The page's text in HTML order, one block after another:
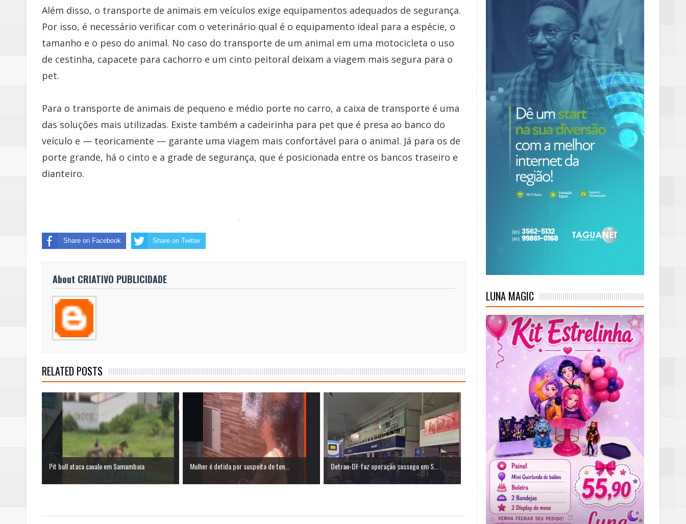
Além disso, o transporte de animais em veículos exige equipamentos adequados de segurança.
Por isso, é necessário verificar com o veterinário qual é o equipamento ideal para a espécie, o
tamanho e o peso do animal. No caso do transporte de um animal em uma motocicleta o uso
de cestinha, capacete para cachorro e um cinto peitoral deixam a viagem mais segura para o
pet.
Para o transporte de animais de pequeno e médio porte no carro, a caixa de transporte é uma
das soluções mais utilizadas. Existe também a cadeirinha para pet que é presa ao banco do
veículo e — teoricamente — garante uma viagem mais confortável para o animal. Já para os de
porte grande, há o cinto e a grade de segurança, que é posicionada entre os bancos traseiro e
dianteiro.
Share on Facebook Share on Twitter
About CRIATIVO PUBLICIDADE
RELATED POSTS
Pit bull ataca cavalo em Samambaia Mulher é detida por suspeita de ten... Detran-DF faz operação sossego em S...
LUNA MAGIC